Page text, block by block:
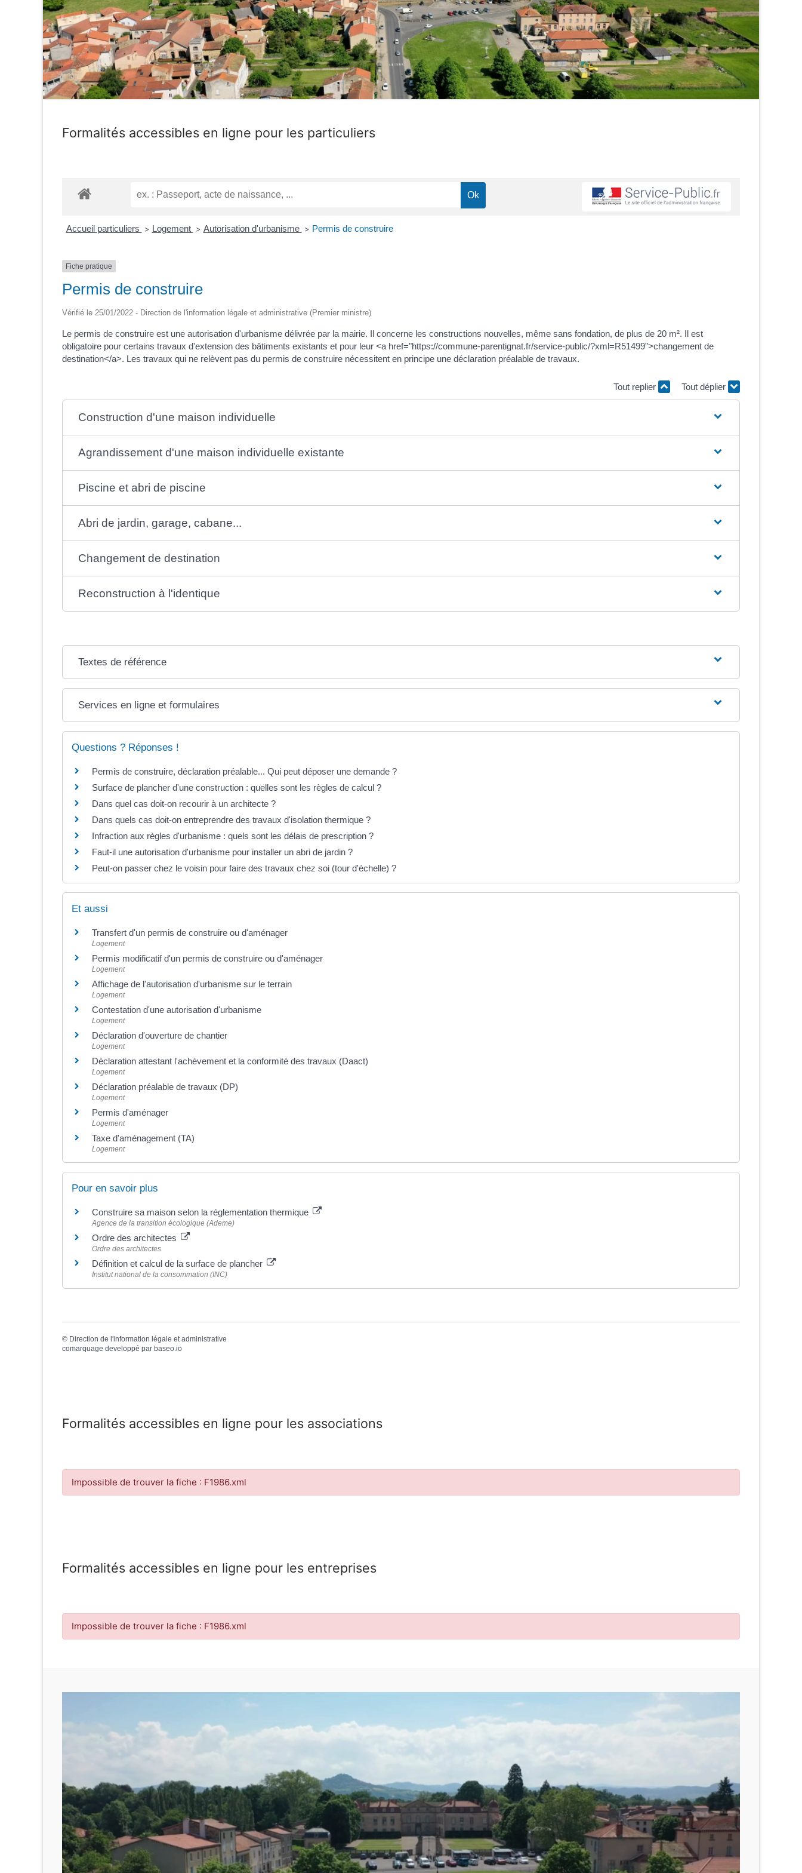
Formalités accessibles en ligne pour les particuliers
Accueil particuliers > Logement > Autorisation d'urbanisme > Permis de construire
Fiche pratique
Permis de construire
Vérifié le 25/01/2022 - Direction de l'information légale et administrative (Premier ministre)
Le permis de construire est une autorisation d'urbanisme délivrée par la mairie. Il concerne les constructions nouvelles, même sans fondation, de plus de 20 m². Il est
obligatoire pour certains travaux d'extension des bâtiments existants et pour leur <a href="https://commune-parentignat.fr/service-public/?xml=R51499">changement de
destination</a>. Les travaux qui ne relèvent pas du permis de construire nécessitent en principe une déclaration préalable de travaux.
Tout replier Tout déplier
Construction d'une maison individuelle
Agrandissement d'une maison individuelle existante
Piscine et abri de piscine
Abri de jardin, garage, cabane...
Changement de destination
Reconstruction à l'identique
Textes de référence
Services en ligne et formulaires
Questions ? Réponses !
Permis de construire, déclaration préalable... Qui peut déposer une demande ?
Surface de plancher d'une construction : quelles sont les règles de calcul ?
Dans quel cas doit-on recourir à un architecte ?
Dans quels cas doit-on entreprendre des travaux d'isolation thermique ?
Infraction aux règles d'urbanisme : quels sont les délais de prescription ?
Faut-il une autorisation d'urbanisme pour installer un abri de jardin ?
Peut-on passer chez le voisin pour faire des travaux chez soi (tour d'échelle) ?
Et aussi
Transfert d'un permis de construire ou d'aménager
Logement
Permis modificatif d'un permis de construire ou d'aménager
Logement
Affichage de l'autorisation d'urbanisme sur le terrain
Logement
Contestation d'une autorisation d'urbanisme
Logement
Déclaration d'ouverture de chantier
Logement
Déclaration attestant l'achèvement et la conformité des travaux (Daact)
Logement
Déclaration préalable de travaux (DP)
Logement
Permis d'aménager
Logement
Taxe d'aménagement (TA)
Logement
Pour en savoir plus
Construire sa maison selon la réglementation thermique
Agence de la transition écologique (Ademe)
Ordre des architectes
Ordre des architectes
Définition et calcul de la surface de plancher
Institut national de la consommation (INC)
© Direction de l'information légale et administrative
comarquage developpé par baseo.io
Formalités accessibles en ligne pour les associations
Impossible de trouver la fiche : F1986.xml
Formalités accessibles en ligne pour les entreprises
Impossible de trouver la fiche : F1986.xml